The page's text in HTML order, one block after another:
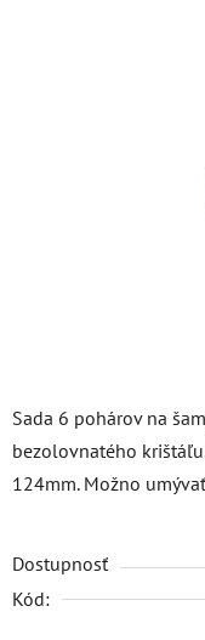
Sada 6 pohárov na
bezolovnatého
124mm. Možno
Dostupnosť
Kód: